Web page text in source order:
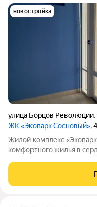
новостройка
улица Борцов Революции,
ЖК «Экопарк Сосновый»,
Жилой комплекс «Экопарк Сосновый»
комфортного жилья в
современный урбанизм и
Живописное